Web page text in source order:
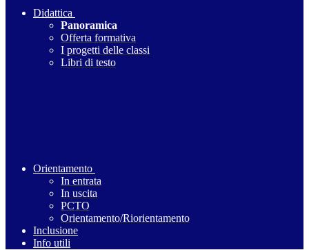
Didattica
Panoramica
Offerta formativa
I progetti delle classi
Libri di testo
Orientamento
In entrata
In uscita
PCTO
Orientamento/Riorientamento
Inclusione
Info utili